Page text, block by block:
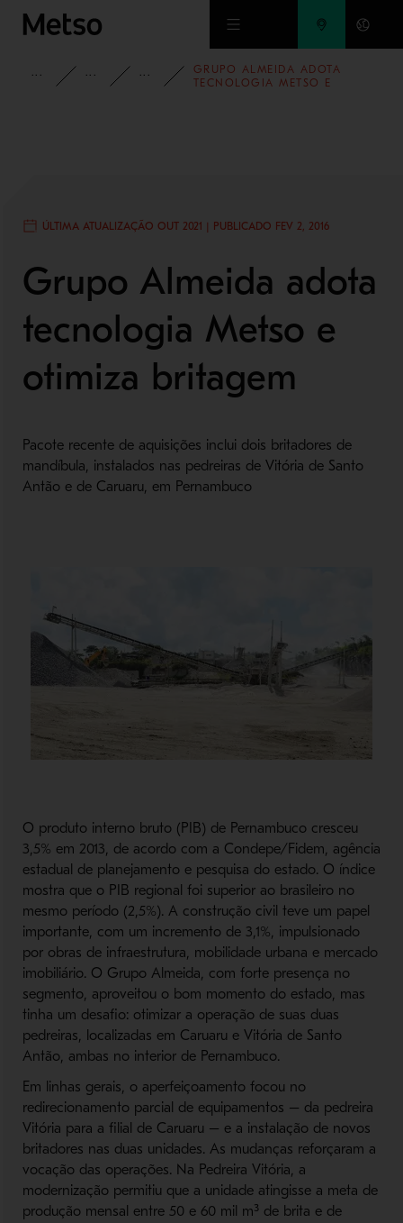
Ir para o conteúdo principal
INSIGHTSHISTÓRIAS DE SUCESSO
AGREGADOS
GRUPO ALMEIDA ADOTA
TECNOLOGIA METSO E
ÚLTIMA ATUALIZAÇÃO OUT 2021 | PUBLICADO FEV 2, 2016
Grupo Almeida adota
tecnologia Metso e
otimiza britagem
Pacote recente de aquisições inclui dois britadores de
mandíbula, instalados nas pedreiras de Vitória de Santo
Antão e de Caruaru, em Pernambuco
O produto interno bruto (PIB) de Pernambuco cresceu
3,5% em 2013, de acordo com a Condepe/Fidem, agência
estadual de planejamento e pesquisa do estado. O índice
mostra que o PIB regional foi superior ao brasileiro no
mesmo período (2,5%). A construção civil teve um papel
importante, com um incremento de 3,1%, impulsionado
por obras de infraestrutura, mobilidade urbana e mercado
imobiliário. O Grupo Almeida, com forte presença no
segmento, aproveitou o bom momento do estado, mas
tinha um desafio: otimizar a operação de suas duas
pedreiras, localizadas em Caruaru e Vitória de Santo
Antão, ambas no interior de Pernambuco.
Em linhas gerais, o aperfeiçoamento focou no
redirecionamento parcial de equipamentos – da pedreira
Vitória para a filial de Caruaru – e a instalação de novos
britadores nas duas unidades. As mudanças reforçaram a
vocação das operações. Na Pedreira Vitória, a
modernização permitiu que a unidade atingisse a meta de
produção mensal entre 50 e 60 mil m³ de brita e de